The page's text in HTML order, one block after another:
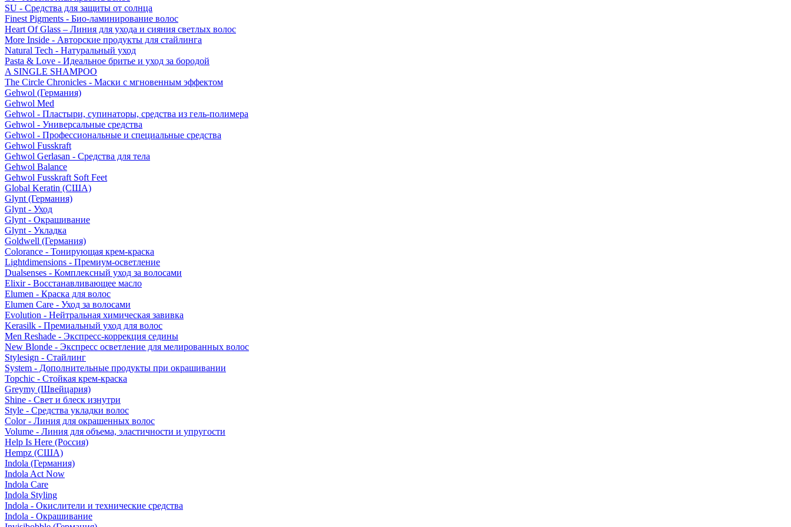
SU - Средства для защиты от солнца
Finest Pigments - Био-ламинирование волос
Heart Of Glass – Линия для ухода и сияния светлых волос
More Inside - Авторские продукты для стайлинга
Natural Tech - Натуральный уход
Pasta & Love - Идеальное бритье и уход за бородой
A SINGLE SHAMPOO
The Circle Chronicles - Маски с мгновенным эффектом
Gehwol (Германия)
Gehwol Med
Gehwol - Пластыри, супинаторы, средства из гель-полимера
Gehwol - Универсальные средства
Gehwol - Профессиональные и специальные средства
Gehwol Fusskraft
Gehwol Gerlasan - Средства для тела
Gehwol Balance
Gehwol Fusskraft Soft Feet
Global Keratin (США)
Glynt (Германия)
Glynt - Уход
Glynt - Окрашивание
Glynt - Укладка
Goldwell (Германия)
Colorance - Тонирующая крем-краска
Lightdimensions - Премиум-осветление
Dualsenses - Комплексный уход за волосами
Elixir - Восстанавливающее масло
Elumen - Краска для волос
Elumen Care - Уход за волосами
Evolution - Нейтральная химическая завивка
Kerasilk - Премиальный уход для волос
Men Reshade - Экспресс-коррекция седины
New Blonde - Экспресс осветление для мелированных волос
Stylesign - Стайлинг
System - Дополнительные продукты при окрашивании
Topchic - Стойкая крем-краска
Greymy (Швейцария)
Shine - Свет и блеск изнутри
Style - Средства укладки волос
Color - Линия для окрашенных волос
Volume - Линия для объема, эластичности и упругости
Help Is Here (Россия)
Hempz (США)
Indola (Германия)
Indola Act Now
Indola Care
Indola Styling
Indola - Окислители и технические средства
Indola - Окрашивание